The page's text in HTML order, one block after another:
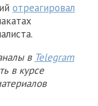
отреагировал
в Telegram
в курсе